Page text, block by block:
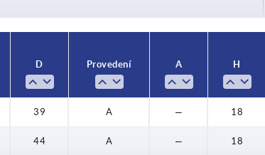
D
D Provedení A H
39 A — 18
44 A — 18